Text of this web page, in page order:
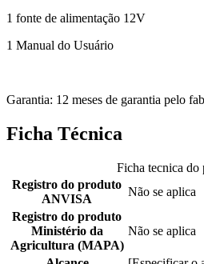
1 fonte de alimentação 12V
1 Manual do Usuário
Garantia: 12 meses de garantia pelo
Ficha Técnica
Ficha tecnica do
Registro do produto
ANVISA
Não se aplica
Registro do produto
Ministério da
Agricultura (MAPA)
Não se aplica